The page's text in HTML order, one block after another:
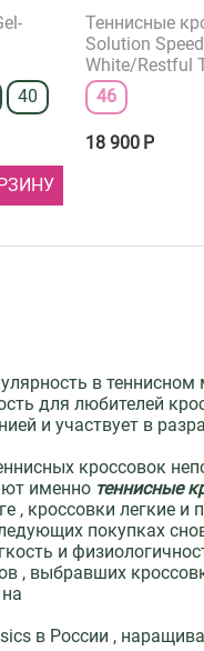
40
Теннисные
Solution
White/Restful
46
18 900 Р
в теннисном
для любителей
и участвует в
кроссовок
именно теннисные
, кроссовки легкие и
покупках
и
, выбравших
в России ,